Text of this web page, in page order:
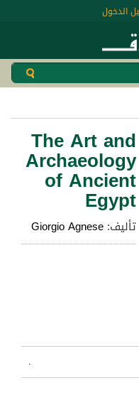
الدخول
The Art and
Archaeology
of Ancient
Egypt
تأليف:Giorgio Agnese
.